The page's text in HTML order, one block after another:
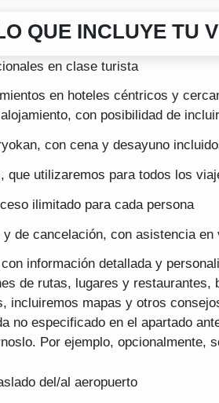
QUE INCLUYE TU
en clase turista
en hoteles céntricos y
con posibilidad de
con cena y desayuno
que utilizaremos para todos los
ilimitado para cada persona
y de cancelación, con asistencia en
información detallada y
de rutas, lugares y restaurantes,
incluiremos mapas y otros
no especificado en el apartado
Por ejemplo, opcionalmente,
del/al aeropuerto